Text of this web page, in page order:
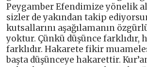
Peygamber Efendimize yönelik
sizler de yakından takip
kutsallarını aşağılamanın
yoktur. Çünkü düşünce farklıdır,
farklıdır. Hakarete fikir
başta düşünceye hakarettir.